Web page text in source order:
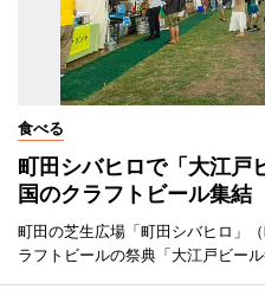
食べる
町田シバヒロで「大江
国のクラフトビール集結
町田の芝生広場「町田シバヒロ」
ラフトビールの祭典「大江戸ビー